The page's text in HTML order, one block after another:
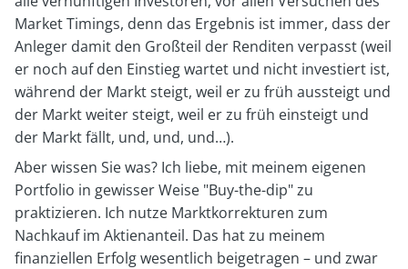
Market Timings, denn das Ergebnis ist immer, dass der
Anleger damit den Großteil der Renditen verpasst (weil
er noch auf den Einstieg wartet und nicht investiert ist,
während der Markt steigt, weil er zu früh aussteigt und
der Markt weiter steigt, weil er zu früh einsteigt und
der Markt fällt, und, und, und…).
Aber wissen Sie was? Ich liebe, mit meinem eigenen
Portfolio in gewisser Weise "Buy-the-dip" zu
praktizieren. Ich nutze Marktkorrekturen zum
Nachkauf im Aktienanteil. Das hat zu meinem
finanziellen Erfolg wesentlich beigetragen – und zwar